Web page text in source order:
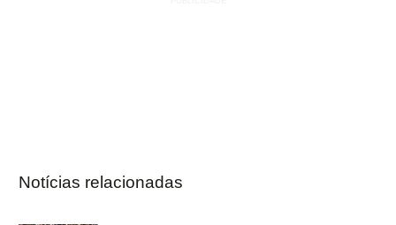
Notícias relacionadas